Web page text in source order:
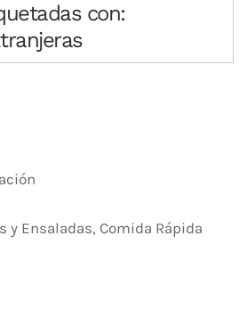
con:
y Ensaladas, Comida Rápida